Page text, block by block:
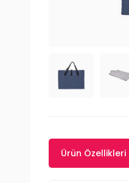
Ürün Özellikleri